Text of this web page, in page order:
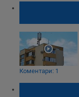
Коментари: 1